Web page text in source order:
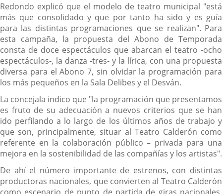
Redondo explicó que el modelo de teatro municipal "está
más que consolidado y que por tanto ha sido y es guía
para las distintas programaciones que se realizan". Para
esta campaña, la propuesta del Abono de Temporada
consta de doce espectáculos que abarcan el teatro -ocho
espectáculos-, la danza -tres- y la lírica, con una propuesta
diversa para el Abono 7, sin olvidar la programación para
los más pequeños en la Sala Delibes y el Desván.
La concejala indico que "la programación que presentamos
es fruto de su adecuación a nuevos criterios que se han
ido perfilando a lo largo de los últimos años de trabajo y
que son, principalmente, situar al Teatro Calderón como
referente en la colaboración público – privada para una
mejora en la sostenibilidad de las compañías y los artistas".
De ahí el número importante de estrenos, con distintas
productoras nacionales, que convierten al Teatro Calderón